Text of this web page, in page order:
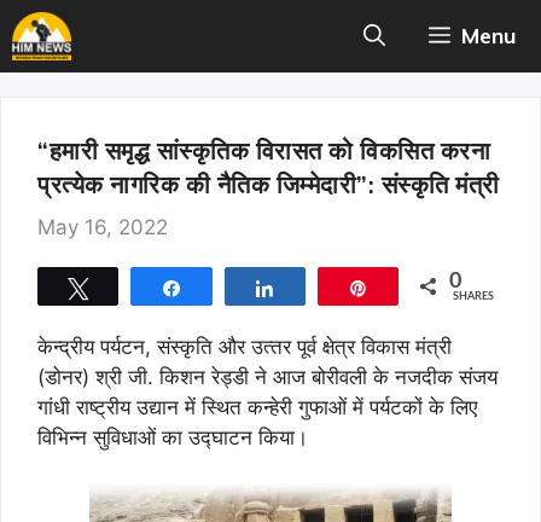
Skip
to
content
Menu
“हमारी समृद्ध सांस्कृतिक विरासत को विकसित करना
प्रत्येक नागरिक की नैतिक जिम्मेदारी”: संस्‍कृति मंत्री
May 16, 2022
0
SHARES
केन्‍द्रीय पर्यटन, संस्कृति और उत्‍तर पूर्व क्षेत्र विकास मंत्री
(डोनर) श्री जी. किशन रेड्डी ने आज बोरीवली के नजदीक संजय
गांधी राष्ट्रीय उद्यान में स्थित कन्हेरी गुफाओं में पर्यटकों के लिए
विभिन्न सुविधाओं का उद्घाटन किया।